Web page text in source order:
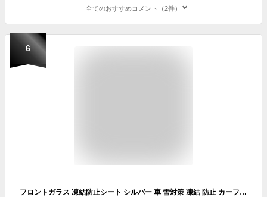
全てのおすすめコメント（2件）
6
フロントガラス 凍結防止シート シルバー 車 雪対策 凍結 防止 カーフロントカバー フロントガラスカバー[送料無料(一部地域を除く)]